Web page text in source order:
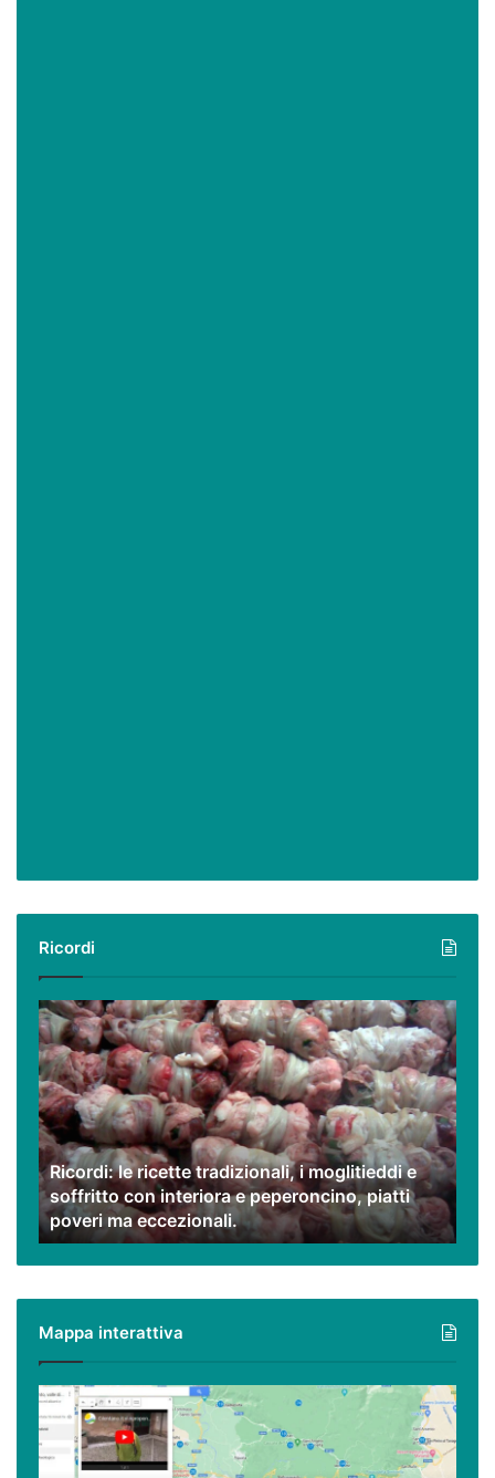
Ricordi
Ricordi:
le
ricette
tradizionali,
i
moglitieddi
e
soffritto
con
interiora
e
peperoncino,
ma
eccezionali.
Ricordi: le ricette tradizionali, i moglitieddi e
soffritto con interiora e peperoncino, piatti
poveri ma eccezionali.
Mappa interattiva
Cilento,
Vallo
di
Diano